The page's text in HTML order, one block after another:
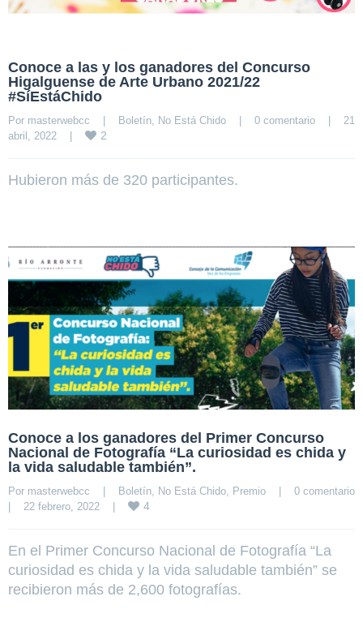
Conoce a las y los ganadores del Concurso
Higalguense de Arte Urbano 2021/22
#SíEstáChido
Por masterwebcc | Boletín No Está Chido | 0 comentario |
21
abril, 2022 | 2
Hubieron más de 320 participantes.
Conoce a los ganadores del Primer Concurso
Nacional de Fotografía “La curiosidad es chida y
la vida saludable también”.
Por masterwebcc Boletín, No Está Chido, Premio
0 comentario
22 febrero, 2022 4
En el Primer Concurso Nacional de Fotografía “La
curiosidad es chida y la vida saludable también” se
recibieron más de 2,600 fotografías.